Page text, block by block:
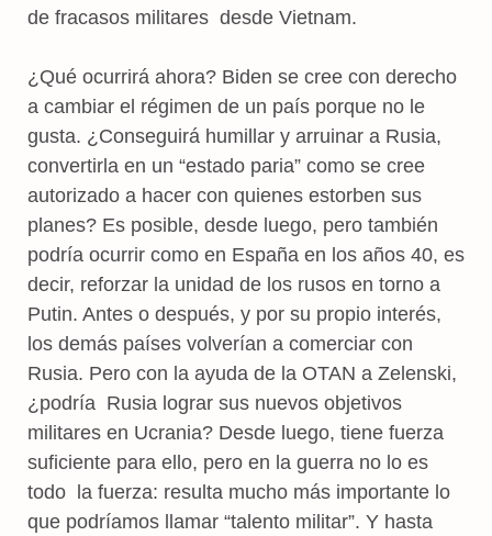
de fracasos militares desde Vietnam.
¿Qué ocurrirá ahora? Biden se cree con derecho
a cambiar el régimen de un país porque no le
gusta. ¿Conseguirá humillar y arruinar a Rusia,
convertirla en un “estado paria” como se cree
autorizado a hacer con quienes estorben sus
planes? Es posible, desde luego, pero también
podría ocurrir como en España en los años 40, es
decir, reforzar la unidad de los rusos en torno a
Putin. Antes o después, y por su propio interés,
los demás países volverían a comerciar con
Rusia. Pero con la ayuda de la OTAN a Zelenski,
¿podría Rusia lograr sus nuevos objetivos
militares en Ucrania? Desde luego, tiene fuerza
suficiente para ello, pero en la guerra no lo es
todo la fuerza: resulta mucho más importante lo
que podríamos llamar “talento militar”. Y hasta